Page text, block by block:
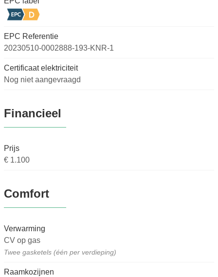
EPC Referentie
20230510-0002888-193-KNR-1
Certificaat elektriciteit
Nog niet aangevraagd
Financieel
Prijs
€ 1.100
Comfort
Verwarming
CV op gas
Twee gasketels (één per verdieping)
Raamkozijnen